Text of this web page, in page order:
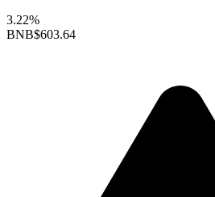
3.22%
BNB$603.64